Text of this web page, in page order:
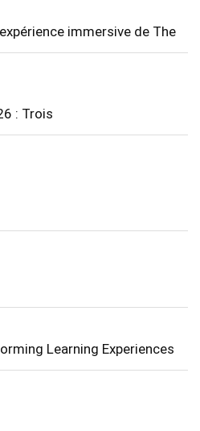
immersive de The
: Trois
Learning Experiences